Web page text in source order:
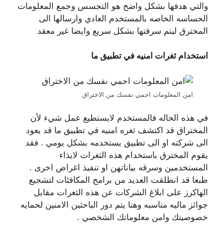
والتي هدفها بشكل واضح هو التجسس وجمع المعلومات
الحساسه الخاصه بالمستخدم العادي وارسالها الى
المخترق ليتم سرقتها بشكل سريع وايضا غير معقد
استخدام ثغرات امنيه في تطبيق ما
امن المعلومات احمي نفسك من الاختراق
في هذه الحاله فالمستخدم لايستطيع عمل شيء لأن
المختراق قد اكتشف ثغره امنيه في تطبيق ما قد يعود
الى شركته او الى تطبيق يستخدمه بشكل يومي . فقد
يقوم المخترق باستخدام هذه الثغرات لايذاء
المستخدمين وسرقه بياناتهن او تنفيذ اغراض اخرى .
طبعا قد انطلقت العديد من برامج المكافئات لتشجيع
الهاكرز على ابلاغ الشركات عن هذه الثغرات مقابل
جوائز ماليه مناسبه وهنا يتم دور الباحثين الامنين لحمايه
خصوصيتك وامن معلوماتك الشخصي .